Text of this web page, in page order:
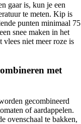
gaar is, kun je een
te meten. Kip is
punten minimaal 75
snee maken in het
niet meer roze is
met
gecombineerd
of aardappelen.
ovenschaal te bakken,